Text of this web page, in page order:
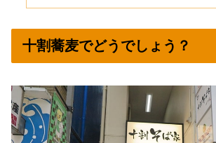
十割蕎麦でどうでしょう？